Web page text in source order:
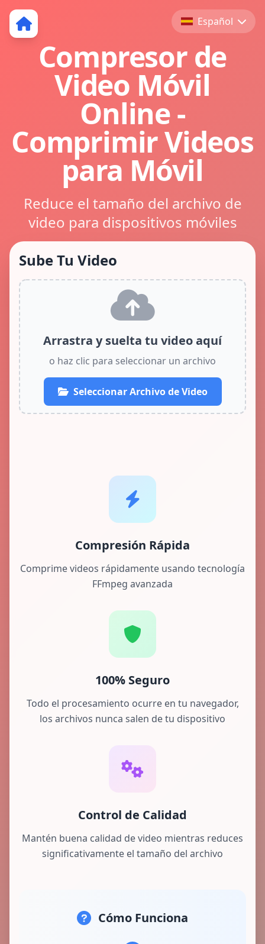
Español
Compresor de
Video Móvil
Online -
Comprimir Videos
para Móvil
Reduce el tamaño del archivo de
video para dispositivos móviles
Sube Tu Video
Arrastra y suelta tu video aquí
o haz clic para seleccionar un archivo
Seleccionar Archivo de Video
Compresión Rápida
Comprime videos rápidamente usando tecnología
FFmpeg avanzada
100% Seguro
Todo el procesamiento ocurre en tu navegador,
los archivos nunca salen de tu dispositivo
Control de Calidad
Mantén buena calidad de video mientras reduces
significativamente el tamaño del archivo
Cómo Funciona